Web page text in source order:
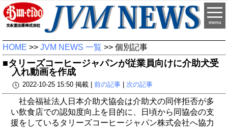
menu
HOME >> JVM NEWS 一覧 >> 個別記事
■タリーズコーヒージャパンが従業員向けに介助犬受
入れ動画を作成
2022-10-25 15:50 掲載 | 前の記事| 次の記事
社会福祉法人日本介助犬協会は介助犬の同伴拒否が多
い飲食店での認知度向上を目的に、日頃から同協会の支
援をしているタリーズコーヒージャパン株式会社へ協力